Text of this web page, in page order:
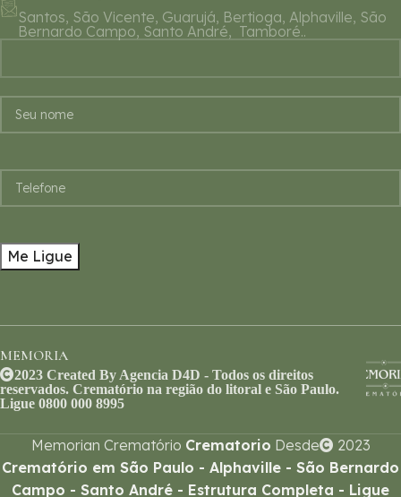
Santos, São Vicente, Guarujá, Bertioga, Alphaville, São
Bernardo Campo, Santo André, Tamboré..
MEMORIA
2023 Created By Agencia D4D - Todos os direitos
reservados. Crematório na região do litoral e São Paulo.
Ligue 0800 000 8995
Memorian Crematório Crematorio Desde
2023
Crematório em São Paulo - Alphaville - São Bernardo
Campo - Santo André - Estrutura Completa - Ligue